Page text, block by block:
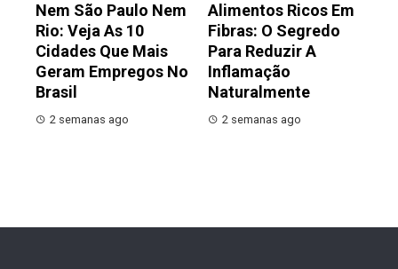
Nem São Paulo Nem
Rio: Veja As 10
Cidades Que Mais
Geram Empregos No
Brasil
2 semanas ago
Alimentos Ricos Em
Fibras: O Segredo
Para Reduzir A
Inflamação
Naturalmente
2 semanas ago